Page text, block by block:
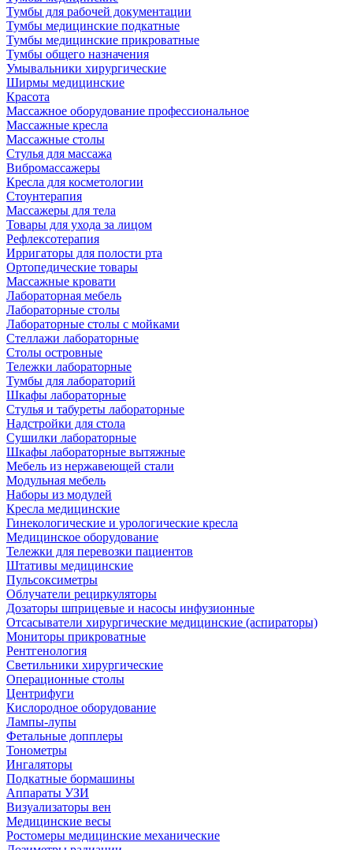
Тумбы для рабочей документации
Тумбы медицинские подкатные
Тумбы медицинские прикроватные
Тумбы общего назначения
Умывальники хирургические
Ширмы медицинские
Красота
Массажное оборудование профессиональное
Массажные кресла
Массажные столы
Стулья для массажа
Вибромассажеры
Кресла для косметологии
Стоунтерапия
Массажеры для тела
Товары для ухода за лицом
Рефлексотерапия
Ирригаторы для полости рта
Ортопедические товары
Массажные кровати
Лабораторная мебель
Лабораторные столы
Лабораторные столы с мойками
Стеллажи лабораторные
Столы островные
Тележки лабораторные
Тумбы для лабораторий
Шкафы лабораторные
Стулья и табуреты лабораторные
Надстройки для стола
Сушилки лабораторные
Шкафы лабораторные вытяжные
Мебель из нержавеющей стали
Модульная мебель
Наборы из модулей
Кресла медицинские
Гинекологические и урологические кресла
Медицинское оборудование
Тележки для перевозки пациентов
Штативы медицинские
Пульсоксиметры
Облучатели рециркуляторы
Дозаторы шприцевые и насосы инфузионные
Отсасыватели хирургические медицинские (аспираторы)
Мониторы прикроватные
Рентгенология
Светильники хирургические
Операционные столы
Центрифуги
Кислородное оборудование
Лампы-лупы
Фетальные допплеры
Тонометры
Ингаляторы
Подкатные бормашины
Аппараты УЗИ
Визуализаторы вен
Медицинские весы
Ростомеры медицинские механические